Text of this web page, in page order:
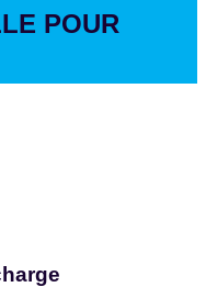
POUR